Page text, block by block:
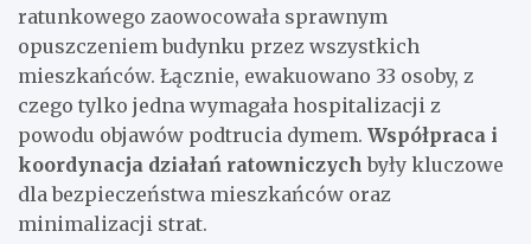
ratunkowego zaowocowała sprawnym
opuszczeniem budynku przez wszystkich
mieszkańców. Łącznie, ewakuowano 33 osoby, z
czego tylko jedna wymagała hospitalizacji z
powodu objawów podtrucia dymem. Współpraca i
koordynacja działań ratowniczych były kluczowe
dla bezpieczeństwa mieszkańców oraz
minimalizacji strat.